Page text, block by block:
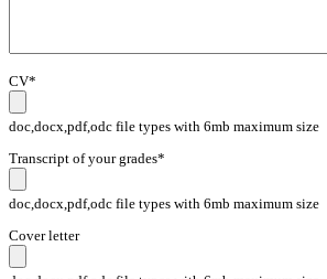
CV*
doc,docx,pdf,odc file types with 6mb maximum size
Transcript of your grades*
doc,docx,pdf,odc file types with 6mb maximum size
Cover letter